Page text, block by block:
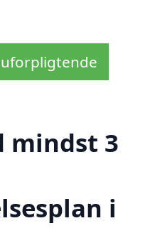
mindst 3
i